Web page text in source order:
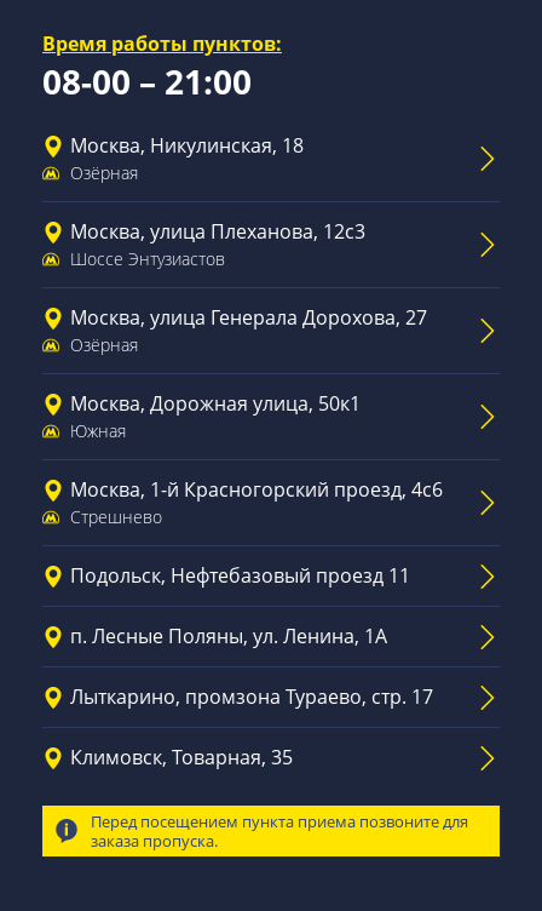
Время работы пунктов:
08-00 – 21:00
Москва, Никулинская, 18
Озёрная
Москва, улица Плеханова, 12с3
Шоссе Энтузиастов
Москва, улица Генерала Дорохова, 27
Озёрная
Москва, Дорожная улица, 50к1
Южная
Москва, 1-й Красногорский проезд, 4с6
Стрешнево
Подольск, Нефтебазовый проезд 11
п. Лесные Поляны, ул. Ленина, 1А
Лыткарино, промзона Тураево, стр. 17
Климовск, Товарная, 35
Перед посещением пункта приема позвоните для
заказа пропуска.